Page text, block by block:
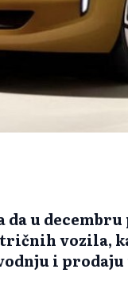
u
vozila,
i prodaju